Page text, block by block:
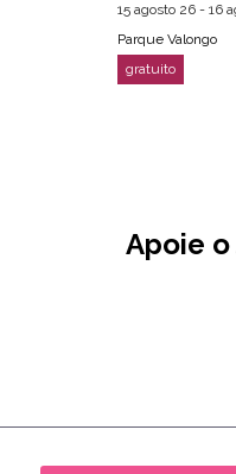
15 agosto 26 - 16
Parque Valongo
Apoie o